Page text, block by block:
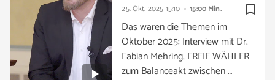
bookmark_border
25. Okt. 2025 15:10 15:00 Min.
Das waren die Themen im
Oktober 2025: Interview mit Dr.
Fabian Mehring, FREIE WÄHLER
zum Balanceakt zwischen …